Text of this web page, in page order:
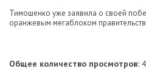
Тимошенко уже заявила о своей
оранжевым мегаблоком
Общее количество просмотров: